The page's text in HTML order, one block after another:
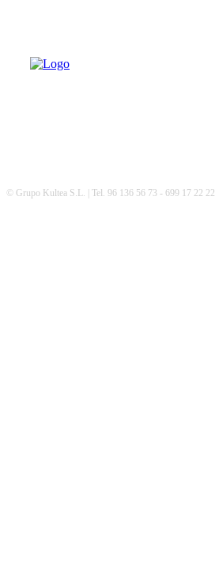
© Grupo Kultea S.L. | Tel. 96 136 56 73 - 699 17 22 22